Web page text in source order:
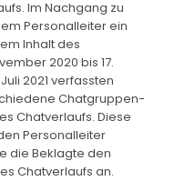
Im Nachgang zu
Personalleiter ein
Inhalt des
2020 bis 17.
2021 verfassten
Chatgruppen-
Chatverlaufs. Diese
Personalleiter
die Beklagte den
Chatverlaufs an.